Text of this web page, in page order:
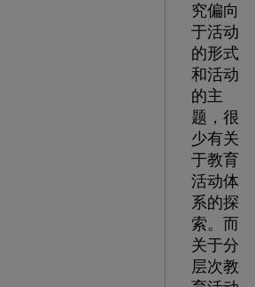
究偏向
于活动
的形式
和活动
的主
题，很
少有关
于教育
活动体
系的探
索。而
关于分
层次教